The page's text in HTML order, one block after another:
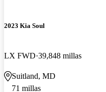
2023 Kia Soul
LX FWD 39,848 millas
Suitland, MD
71 millas